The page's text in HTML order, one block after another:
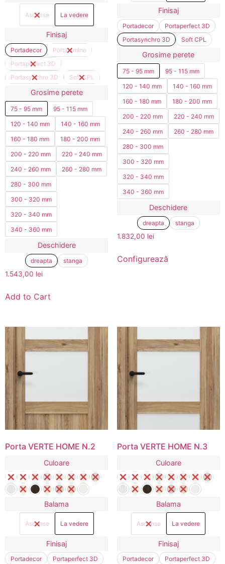
Ascunse La vedere
Finisaj
Portadecor
Portalamino
Portaperfect 3D
Portasynchro 3D
Soft CPL
Grosime perete
75 - 95 mm
95 - 115 mm
120 - 140 mm
140 - 160 mm
160 - 180 mm
180 - 200 mm
200 - 220 mm
220 - 240 mm
240 - 260 mm
260 - 280 mm
280 - 300 mm
300 - 320 mm
320 - 340 mm
340 - 360 mm
Deschidere
dreapta stanga
1.543,00 lei
Add to Cart
Finisaj
Portadecor
Portaperfect 3D
Portasynchro 3D
Soft CPL
Grosime perete
75 - 95 mm
95 - 115 mm
120 - 140 mm
140 - 160 mm
160 - 180 mm
180 - 200 mm
200 - 220 mm
220 - 240 mm
240 - 260 mm
260 - 280 mm
280 - 300 mm
300 - 320 mm
320 - 340 mm
340 - 360 mm
Deschidere
dreapta stanga
1.832,00 lei
Configurează
Porta VERTE HOME N.2
Culoare
Balama
Ascunse La vedere
Finisaj
Portadecor
Portaperfect 3D
Porta VERTE HOME N.3
Culoare
Balama
Ascunse La vedere
Finisaj
Portadecor
Portaperfect 3D